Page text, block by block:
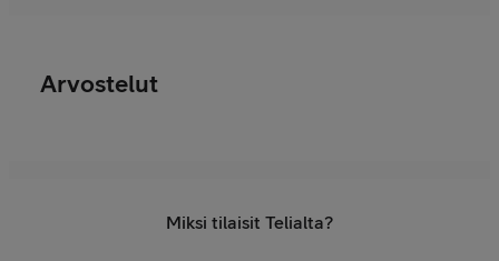
Arvostelut
Miksi tilaisit Telialta?